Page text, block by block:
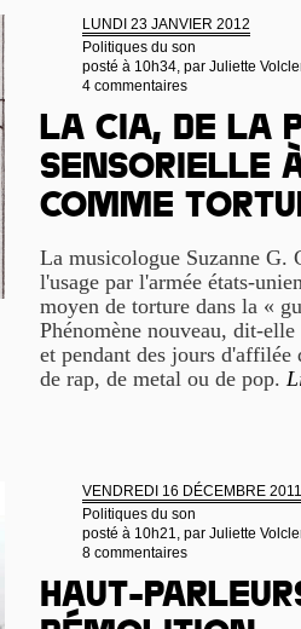
LUNDI 23 JANVIER 2012
Politiques du son
posté à 10h34, par Juliette
4 commentaires
La CIA, de la
sensorielle
comme
La musicologue Suzanne G.
l'usage par l'armée états-
moyen de torture dans la «
Phénomène nouveau, dit-
et pendant des jours d'affilée
de rap, de metal ou de pop.
VENDREDI 16 DÉCEMBRE 2011
Politiques du son
posté à 10h21, par Juliette
8 commentaires
Haut-